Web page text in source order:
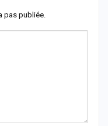
pas publiée.